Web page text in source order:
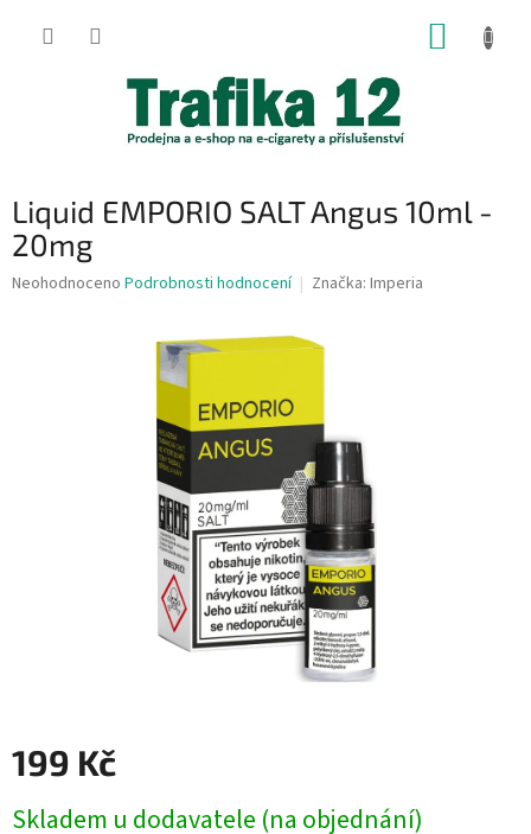
Liquid EMPORIO SALT Angus 10ml -
20mg
Průměrné
Neohodnoceno Podrobnosti hodnocení Značka: Imperia
199 Kč
cena:
Skladem u dodavatele (na objednání)